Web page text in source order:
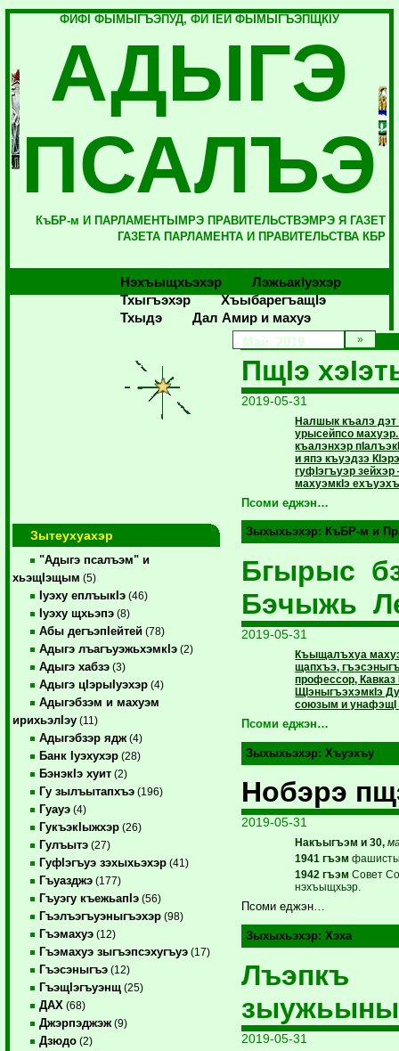
ФИФI ФЫМЫГЪЭПУД, ФИ IЕЙ ФЫМЫГЪЭПЩКIУ
АДЫГЭ
ПСАЛЪЭ
КъБР-м И ПАРЛАМЕНТЫМРЭ ПРАВИТЕЛЬСТВЭМРЭ Я ГАЗЕТ
ГАЗЕТА ПАРЛАМЕНТА И ПРАВИТЕЛЬСТВА КБР
Нэхъыщхьэхэр
Лэжьакlуэхэр
Тхыгъэхэр
Хъыбарегъащlэ
Тхыдэ
Дал Амир и махуэ
Зытеухуахэр
"Адыгэ псалъэм" и
хьэщIэщым (5)
Iуэху еплъыкIэ (46)
Iуэху щхьэпэ (8)
Абы дегъэпIейтей (78)
Адыгэ лъагъуэжьхэмкIэ (2)
Адыгэ хабзэ (3)
Адыгэ цIэрыIуэхэр (4)
Адыгэбзэм и махуэм
ирихьэлIэу (11)
Адыгэбзэр ядж (4)
Банк Iуэхухэр (28)
БэнэкIэ хуит (2)
Гу зылъытапхъэ (196)
Гуауэ (4)
ГукъэкIыжхэр (26)
Гулъытэ (27)
ГуфIэгъуэ зэхыхьэхэр (41)
Гъуазджэ (177)
Гъуэгу къежьапIэ (56)
Гъэлъэгъуэныгъэхэр (98)
Гъэмахуэ (12)
Гъэмахуэ зыгъэпсэхугъуэ (17)
Гъэсэныгъэ (12)
ГъэщIэгъуэнщ (25)
ДАХ (68)
Джэрпэджэж (9)
Дзюдо (2)
Май, 2019
ПщIэ
2019-05-31
Налшык къалэ дэт
урысейпсо
къалэнхэр
и япэ къуэдзэ
гуфIэгъуэр
махуэмкIэ
Псоми еджэн…
Зыхыхьэхэр: КъБР-м и
Бгырыс
Бэчыжь
2019-05-31
Къыщалъхуа
щапхъэ,
профессор,
ЩIэныгъэхэмкIэ
союзым и унафэщI
Псоми еджэн…
Зыхыхьэхэр:Хъуэхъу
Нобэрэ
2019-05-31
Накъыгъэм и 30,
1941 гъэм
1942 гъэм Совет
нэхъыщхьэр.
Псоми еджэн…
Зыхыхьэхэр:Хэха
Лъэпкъ
2019-05-31